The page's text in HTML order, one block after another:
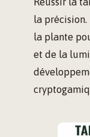
la
la plante
et de la